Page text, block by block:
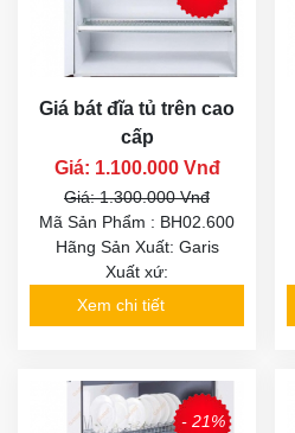
Giá bát đĩa tủ trên cao
cấp
Giá: 1.100.000 Vnđ
Giá: 1.300.000 Vnđ
Mã Sản Phẩm : BH02.600
Hãng Sản Xuất: Garis
Xuất xứ:
Xem chi tiết
- 21%